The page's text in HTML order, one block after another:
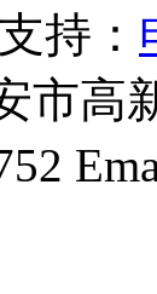
持：
市高